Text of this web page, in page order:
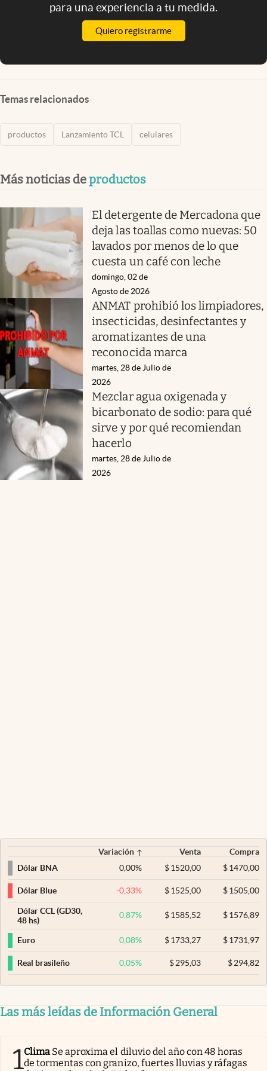
para una experiencia a tu medida.
Quiero registrarme
Temas relacionados
productos Lanzamiento TCL celulares
Más noticias deproductos
El detergente de Mercadona que
deja las toallas como nuevas: 50
lavados por menos de lo que
cuesta un café con leche
domingo, 02 de
Agosto de 2026
ANMAT prohibió los limpiadores,
insecticidas, desinfectantes y
aromatizantes de una
reconocida marca
martes, 28 de Julio de
2026
Mezclar agua oxigenada y
bicarbonato de sodio: para qué
sirve y por qué recomiendan
hacerlo
martes, 28 de Julio de
2026
Variación Venta
Compra
Dólar BNA
0,00% $ 1520,00 $1470,00
Dólar Blue -0,33% $ 1525,00 $1505,00
Dólar CCL (GD30,
48 hs)
0,87% $ 1585,52 $1576,89
Euro 0,08% $ 1733,27 $1731,97
Real brasileño 0,05% $ 295,03 $294,82
Las más leídas de Información General
1Clima Se aproxima el diluvio del año con 48 horas
de tormentas con granizo, fuertes lluvias y ráfagas